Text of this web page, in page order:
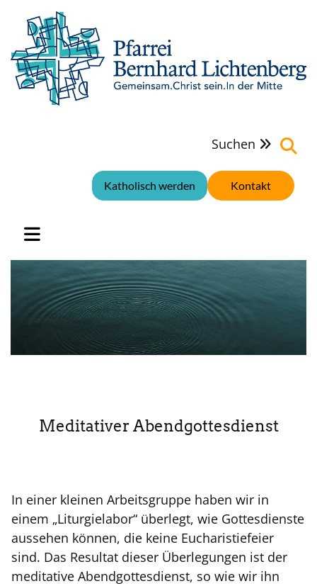
Suchen 
Kontakt
Katholisch werden
Meditativer Abendgottesdienst
In einer kleinen Arbeitsgruppe haben wir in
einem „Liturgielabor“ überlegt, wie Gottesdienste
aussehen können, die keine Eucharistiefeier
sind. Das Resultat dieser Überlegungen ist der
meditative Abendgottesdienst, so wie wir ihn